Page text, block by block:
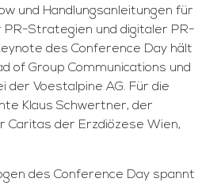
und Handlungsanleitungen für
PR-Strategien und digitaler PR-
des Conference Day hält
of Group Communications und
der Voestalpine AG. Für die
Klaus Schwertner, der
Caritas der Erzdiözese Wien,
des Conference Day spannt